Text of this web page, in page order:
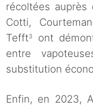
récoltées auprès
Cotti,
Tefft3
ont
entre
substitution
Enfin, en 2023,